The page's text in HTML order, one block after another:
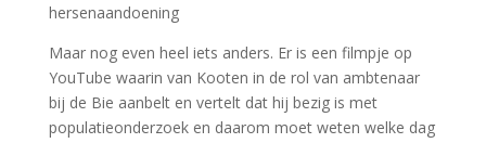
hersenaandoening
Maar nog even heel iets anders. Er is een filmpje op
YouTube waarin van Kooten in de rol van ambtenaar
bij de Bie aanbelt en vertelt dat hij bezig is met
populatieonderzoek en daarom moet weten welke dag